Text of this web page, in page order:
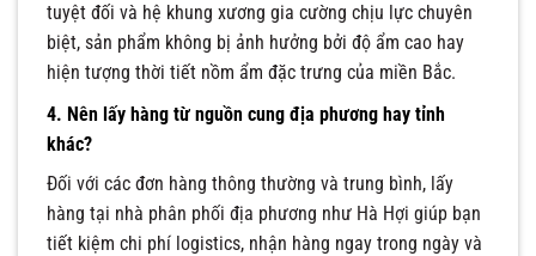
tuyệt đối và hệ khung xương gia cường chịu lực chuyên
biệt, sản phẩm không bị ảnh hưởng bởi độ ẩm cao hay
hiện tượng thời tiết nồm ẩm đặc trưng của miền Bắc.
4. Nên lấy hàng từ nguồn cung địa phương hay tỉnh
khác?
Đối với các đơn hàng thông thường và trung bình, lấy
hàng tại nhà phân phối địa phương như Hà Hợi giúp bạn
tiết kiệm chi phí logistics, nhận hàng ngay trong ngày và